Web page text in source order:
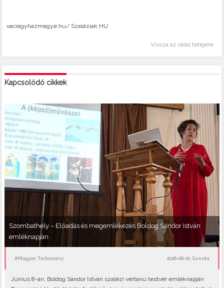
vaciegyhazmegye.hu/ Szaléziak.HU
Vissza az oldal tetejére
Kapcsolódó cikkek
Szombathely – Előadás és megemlékezés Boldog Sándor István
emléknapján
#Magyar Tartomány 2026-06-10, Szerda
Június 8-án, Boldog Sándor István szalézi vértanú testvér emléknapján